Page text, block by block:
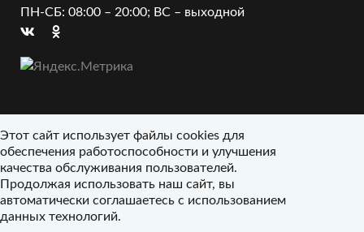
ПН-СБ: 08:00 – 20:00; ВС – выходной
Этот сайт использует файлы cookies для
обеспечения работоспособности и улучшения
качества обслуживания пользователей.
Продолжая использовать наш сайт, вы
автоматически соглашаетесь с использованием
данных технологий.